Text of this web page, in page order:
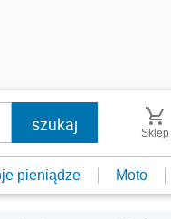
Sklep
pieniądze Moto